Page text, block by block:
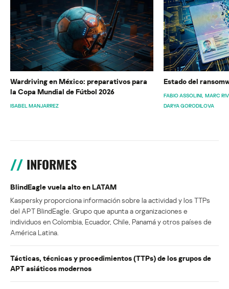
Wardriving en México: preparativos para
la Copa Mundial de Fútbol 2026
ISABEL MANJARREZ
Estado del
FABIO ASSOLINI MARC
DARYA GORODILOVA
INFORMES
BlindEagle vuela alto en LATAM
Kaspersky proporciona información sobre la actividad y los TTPs
del APT BlindEagle. Grupo que apunta a organizaciones e
individuos en Colombia, Ecuador, Chile, Panamá y otros países de
América Latina.
Tácticas, técnicas y procedimientos (TTPs) de los grupos de
APT asiáticos modernos